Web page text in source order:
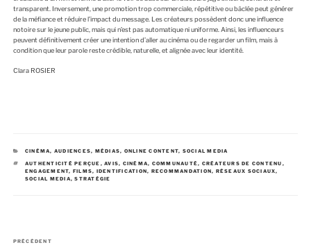
transparent. Inversement, une promotion trop commerciale, répétitive ou bâclée peut générer
de la méfiance et réduire l’impact du message. Les créateurs possèdent donc une influence
notoire sur le jeune public, mais qui n’est pas automatique ni uniforme. Ainsi, les influenceurs
peuvent définitivement créer une intention d’aller au cinéma ou de regarder un film, mais à
condition que leur parole reste crédible, naturelle, et alignée avec leur identité.
Clara ROSIER
C
T
É
G
CINÉMA, AUDIENCES, MÉDIAS, ONLINE CONTENT, SOCIAL MEDIA
É
T
I
AUTHENTICITÉ PERÇUE ,AVIS, CINÉMA, COMMUNAUTÉ, CRÉATEURS DE CONTENU ,
ENGAGEMENT, FILMS, IDENTIFICATION, RECOMMANDATION, RÉSEAUX SOCIAUX,
SOCIAL MEDIA,STRATÉGIE
A
PRÉCÉDENT